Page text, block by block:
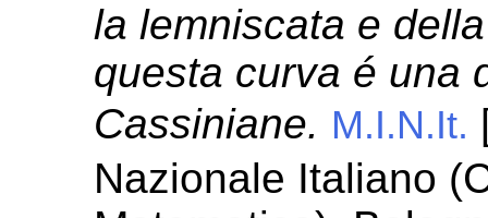
la lemniscata e
questa curva é una
Cassiniane. M.I.N.It.
Nazionale Italiano